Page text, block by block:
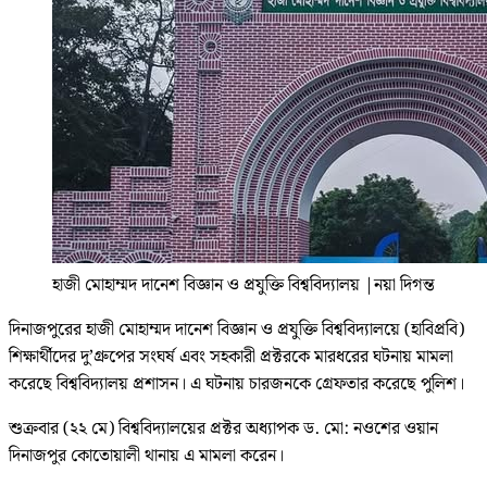
হাজী মোহাম্মদ দানেশ বিজ্ঞান ও প্রযুক্তি বিশ্ববিদ্যালয় |নয়া দিগন্ত
দিনাজপুরের হাজী মোহাম্মদ দানেশ বিজ্ঞান ও প্রযুক্তি বিশ্ববিদ্যালয়ে (হাবিপ্রবি)
শিক্ষার্থীদের দু’গ্রুপের সংঘর্ষ এবং সহকারী প্রক্টরকে মারধরের ঘটনায় মামলা
করেছে বিশ্ববিদ্যালয় প্রশাসন। এ ঘটনায় চারজনকে গ্রেফতার করেছে পুলিশ।
শুক্রবার (২২ মে) বিশ্ববিদ্যালয়ের প্রক্টর অধ্যাপক ড. মো: নওশের ওয়ান
দিনাজপুর কোতোয়ালী থানায় এ মামলা করেন।